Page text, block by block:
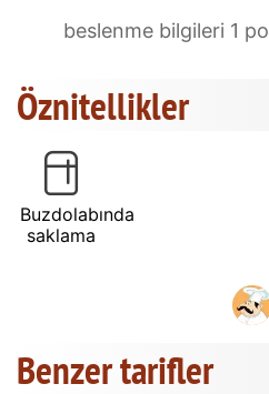
beslenme bilgileri 1
Öznitellikler
Buzdolabında
saklama
Benzer tarifler